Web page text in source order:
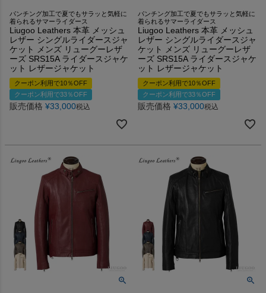
パンチング加工で夏でもサラッと気軽に
着られるサマーライダース
Liugoo Leathers 本革 メッシュ
レザー シングルライダースジャ
ケット メンズ リューグーレザ
ーズ SRS15A ライダースジャケ
ット レザージャケット
クーポン利用で10％OFF
クーポン利用で33％OFF
販売価格 ¥33,000税込
パンチング加工で夏でもサラッと気軽に
着られるサマーライダース
Liugoo Leathers 本革 メッシュ
レザー シングルライダースジャ
ケット メンズ リューグーレザ
ーズ SRS15A ライダースジャケ
ット レザージャケット
クーポン利用で10％OFF
クーポン利用で33％OFF
販売価格 ¥33,000税込